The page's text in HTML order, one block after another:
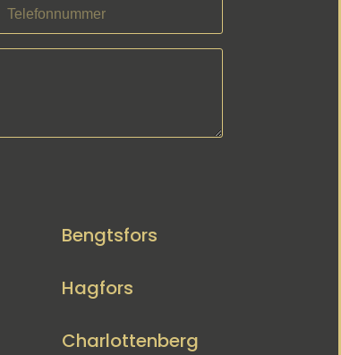
Bengtsfors
Hagfors
Charlottenberg